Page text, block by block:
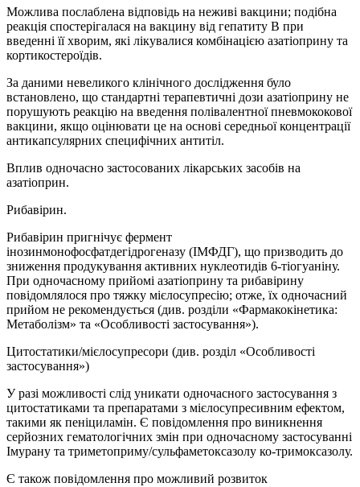
Можлива послаблена відповідь на неживі вакцини; подібна
реакція спостерігалася на вакцину від гепатиту В при
введенні її хворим, які лікувалися комбінацією азатіоприну та
кортикостероїдів.
За даними невеликого клінічного дослідження було
встановлено, що стандартні терапевтичні дози азатіоприну не
порушують реакцію на введення полівалентної пневмококової
вакцини, якщо оцінювати це на основі середньої концентрації
антикапсулярних специфічних антитіл.
Вплив одночасно застосованих лікарських засобів на
азатіоприн.
Рибавірин.
Рибавірин пригнічує фермент
інозинмонофосфатдегідрогеназу (ІМФДГ), що призводить до
зниження продукування активних нуклеотидів 6‑тіогуаніну.
При одночасному прийомі азатіоприну та рибавірину
повідомлялося про тяжку мієлосупресію; отже, їх одночасний
прийом не рекомендується (див. розділи «Фармакокінетика:
Метаболізм» та «Особливості застосування»).
Цитостатики/мієлосупресори (див. розділ «Особливості
застосування»)
У разі можливості слід уникати одночасного застосування з
цитостатиками та препаратами з мієлосупресивним ефектом,
такими як пеніциламін. Є повідомлення про виникнення
серйозних гематологічних змін при одночасному застосуванні
Імурану та триметоприму/сульфаметоксазолу ко-тримоксазолу.
Є також повідомлення про можливий розвиток